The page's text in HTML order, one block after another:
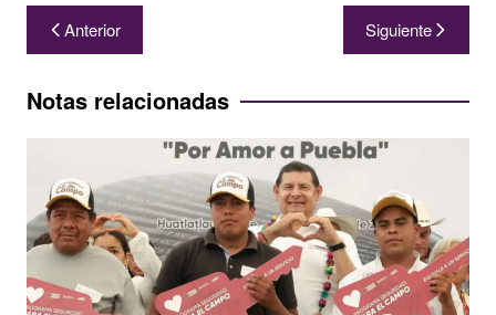
Navegación
de
entradas
Anterior Siguiente
Notas relacionadas